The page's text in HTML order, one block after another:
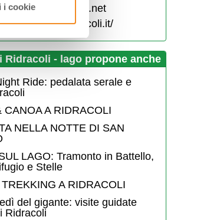
i cookie
Ridracoli - lago propone anche
Ride: pedalata serale e
CANOA A RIDRACOLI
NELLA NOTTE DI SAN
LAGO: Tramonto in Battello,
e Stelle
A RIDRACOLI
del gigante: visite guidate
Ridracoli